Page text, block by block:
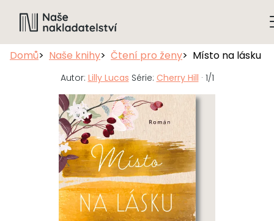
Domů Naše knihy Čtení pro ženy Místo na lásku
Autor: Lilly Lucas Série: Cherry Hill · 1/1